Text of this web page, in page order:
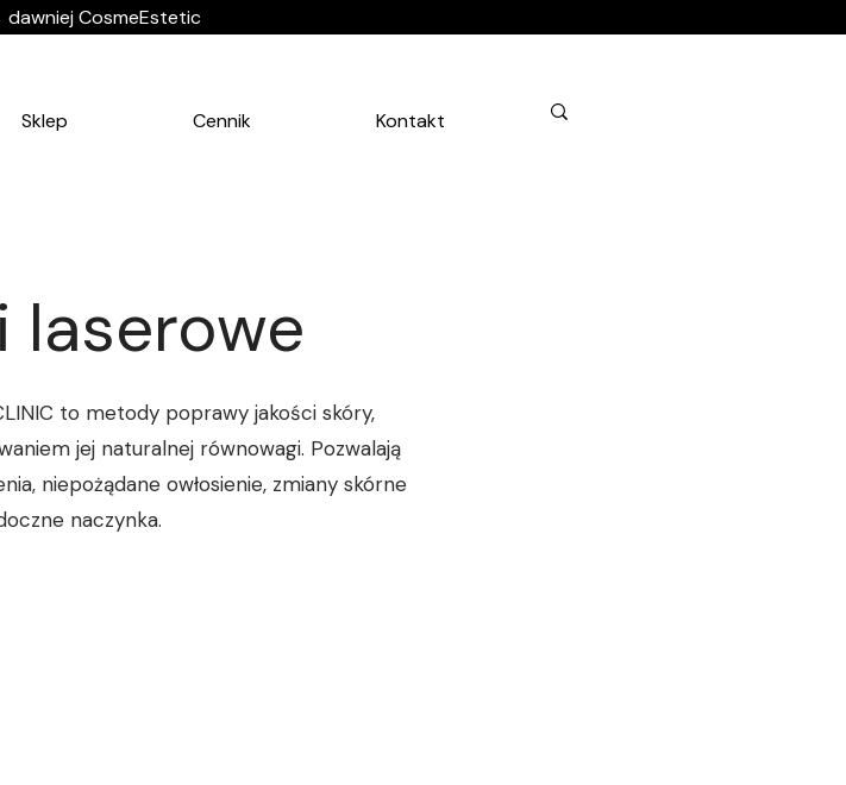
dawniej CosmeEstetic
Sklep Cennik Kontakt
laserowe
to metody poprawy jakości skóry,
jej naturalnej równowagi. Pozwalają
niepożądane owłosienie, zmiany skórne
naczynka.